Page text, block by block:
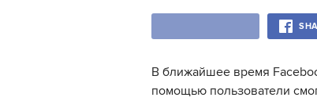
В ближайшее время
помощью пользователи